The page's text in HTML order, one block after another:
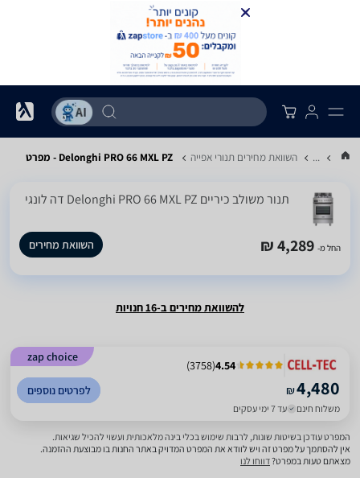
... השוואת מחירים תנורי אפייה Delonghi PRO 66 MXL PZ - מפרט
‏תנור משולב כיריים Delonghi PRO 66 MXL PZ דה לונגי
החל מ- 4,289 ₪ השוואת מחירים
להשוואת מחירים ב-16 חנויות
zap choice
4.54
(
3758
)
₪4,480
משלוח חינם עד 7 ימי עסקים
לפרטים נוספים
המפרט עודכן בשיטות שונות, לרבות שימוש בכלי בינה מלאכותית ועשוי להכיל שגיאות.
אין להסתמך על מפרט זה ויש לוודא את המפרט המדויק באתר החנות בו מבוצעת ההזמנה.
מצאתם טעות במפרט?דווחו לנו